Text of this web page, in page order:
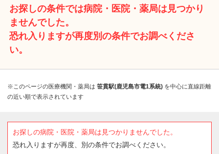
お探しの条件では病院・医院・薬局は見つかり
ませんでした。
恐れ入りますが再度別の条件でお調べくださ
い。
※このページの医療機関・薬局は 笹貫駅(鹿児島市電1系統) を中心に直線距離
の近い順で表示されています
お探しの病院・医院・薬局は見つかりませんでした。
恐れ入りますが再度、別の条件でお調べください。